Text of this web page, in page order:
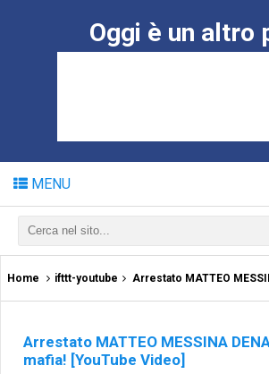
Oggi è un altro
MENU
Home ifttt-youtube Arrestato MATTEO MESSINA DENARO
Arrestato MATTEO MESSINA
mafia! [YouTube Video]